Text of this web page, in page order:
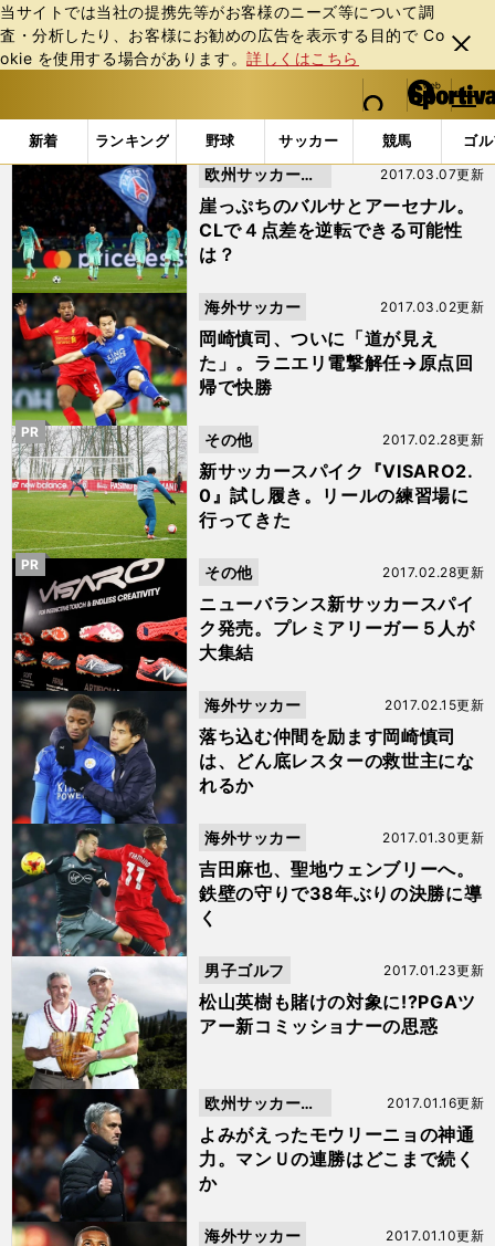
当サイトでは当社の提携先等がお客様のニーズ等について調
査・分析したり、お客様にお勧めの広告を表⽰する⽬的で Co
okie を使⽤する場合があります。詳しくはこちら
閉じ
る
web Sportiva (webスポルティーバ)
検索
マイペ
ー
ジ
メニュ
新着 ランキング 野球 サッカー 競馬 ゴ
b
ス
テ
ィ
ー
バ
「リバプール」の検索結果 (43ページ目)
崖っぷちのバルサとアーセナル。
CLで４点差を逆転できる可能性
は？
2017.03.07更新
欧州サッカーニ
ュース
岡崎慎司、ついに「道が見え
た」。ラニエリ電撃解任→原点回
帰で快勝
2017.03.02更新
海外サッカー
新サッカースパイク『VISARO2.
0』試し履き。リールの練習場に
行ってきた
2017.02.28更新
その他
PR
ニューバランス新サッカースパイ
ク発売。プレミアリーガー５人が
大集結
2017.02.28更新
その他
PR
落ち込む仲間を励ます岡崎慎司
は、どん底レスターの救世主にな
れるか
2017.02.15更新
海外サッカー
吉田麻也、聖地ウェンブリーへ。
鉄壁の守りで38年ぶりの決勝に導
く
2017.01.30更新
海外サッカー
松山英樹も賭けの対象に!?PGAツ
アー新コミッショナーの思惑
2017.01.23更新
男子ゴルフ
よみがえったモウリーニョの神通
力。マンＵの連勝はどこまで続く
か
2017.01.16更新
欧州サッカーニ
ュース
2017.01.10更新
海外サッカー